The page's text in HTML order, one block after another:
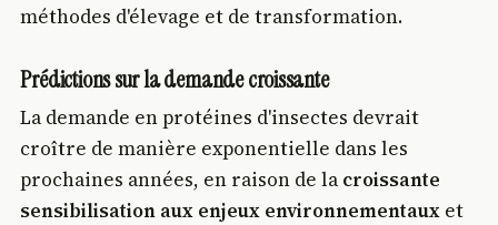
méthodes d'élevage et de transformation.
Prédictions sur la demande croissante
La demande en protéines d'insectes devrait
croître de manière exponentielle dans les
prochaines années, en raison de la croissante
sensibilisation aux enjeux environnementaux et